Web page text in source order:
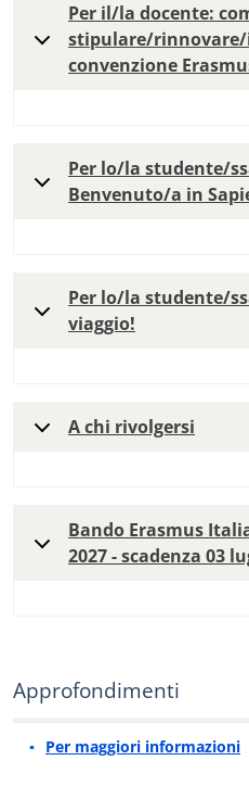
Per il/la docente:
stipulare/
convenzione
Per lo/la studente/
Benvenuto/a in
Per lo/la studente/
viaggio!
A chi rivolgersi
Bando Erasmus
2027 - scadenza 03
Approfondimenti
Per maggiori informazioni